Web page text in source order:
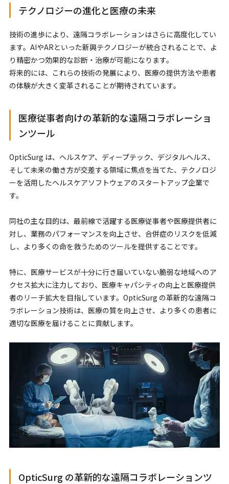
テクノロジーの進化と医療の未来
技術の進歩により、遠隔コラボレーションはさらに高度化してい
ます。AIやARといった新興テクノロジーが統合されることで、よ
り精密かつ効果的な診断・治療が可能になります。
将来的には、これらの技術の発展により、医療の提供方法や患者
の体験が大きく変革されることが期待されています。
医療従事者向けの革新的な遠隔コラボレーショ
ンツール
OpticSurg は、ヘルスケア、ディープテック、デジタルヘルス、
そして未来の働き方が交差する領域に焦点を当てた、テクノロジ
ーを活用したヘルスケアソフトウェアのスタートアップ企業で
す。
同社の主な目的は、最前線で活躍する医療従事者や医療提供者に
対し、業務のパフォーマンスを向上させ、合併症のリスクを低減
し、より多くの命を救うためのツールを提供することです。
特に、医療サービスが十分に行き届いていない脆弱な地域へのア
クセス拡大に注力しており、医療キャパシティの向上と医療提供
者のリーチ拡大を目指しています。OpticSurg の革新的な遠隔コ
ラボレーション技術は、医療の質を向上させ、より多くの患者に
適切な医療を届けることに貢献します。
OpticSurg の革新的な遠隔コラボレーションツ